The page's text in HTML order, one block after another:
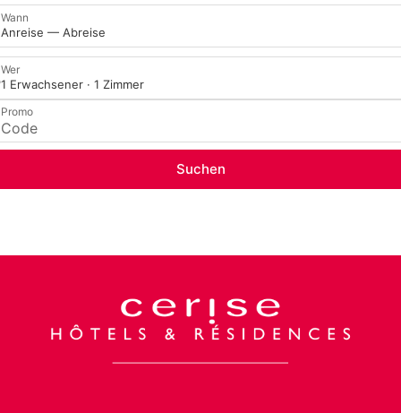
Wann
Anreise — Abreise
Wer
1 Erwachsener · 1 Zimmer
Promo
Suchen